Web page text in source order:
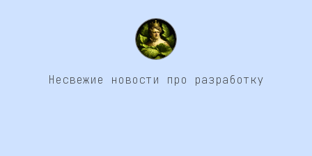
Несвежие новости про разработку